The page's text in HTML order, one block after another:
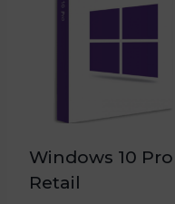
Windows 10 Pro
Retail